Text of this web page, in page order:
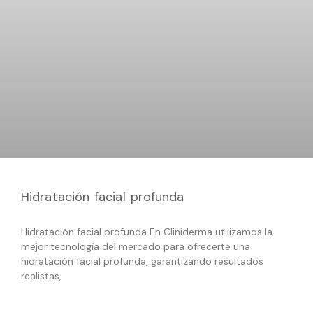
Hidratación facial profunda
Hidratación facial profunda En Cliniderma utilizamos la
mejor tecnología del mercado para ofrecerte una
hidratación facial profunda, garantizando resultados
realistas,